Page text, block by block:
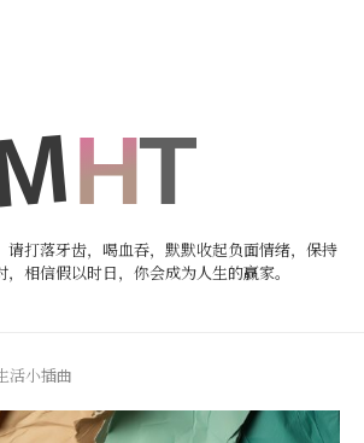
请打落牙齿，喝血吞，默默收起负面情绪，保持
相信假以时日，你会成为人生的赢家。
活小插曲